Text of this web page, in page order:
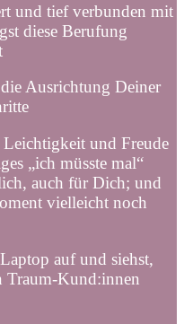
und tief verbunden mit
diese Berufung
Ausrichtung Deiner
und Freude
„ich müsste mal“
auch für Dich; und
vielleicht noch
auf und siehst,
Traum-Kund:innen